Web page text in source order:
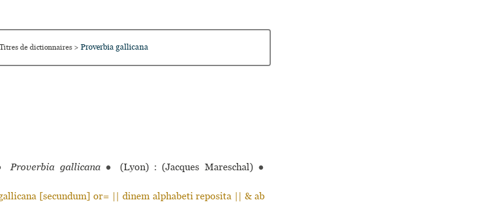
Titres de dictionnaires > Proverbia gallicana
Proverbia gallicana ● (Lyon) : (Jacques Mareschal) ●
[secundum] or= || dinem alphabeti reposita || & ab